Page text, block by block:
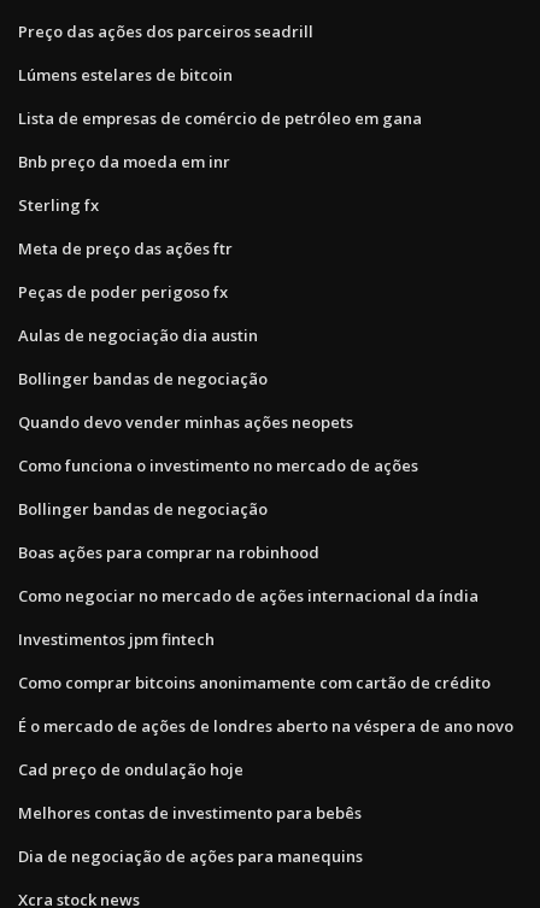
Preço das ações dos parceiros seadrill
Lúmens estelares de bitcoin
Lista de empresas de comércio de petróleo em gana
Bnb preço da moeda em inr
Sterling fx
Meta de preço das ações ftr
Peças de poder perigoso fx
Aulas de negociação dia austin
Bollinger bandas de negociação
Quando devo vender minhas ações neopets
Como funciona o investimento no mercado de ações
Bollinger bandas de negociação
Boas ações para comprar na robinhood
Como negociar no mercado de ações internacional da índia
Investimentos jpm fintech
Como comprar bitcoins anonimamente com cartão de crédito
É o mercado de ações de londres aberto na véspera de ano novo
Cad preço de ondulação hoje
Melhores contas de investimento para bebês
Dia de negociação de ações para manequins
Xcra stock news